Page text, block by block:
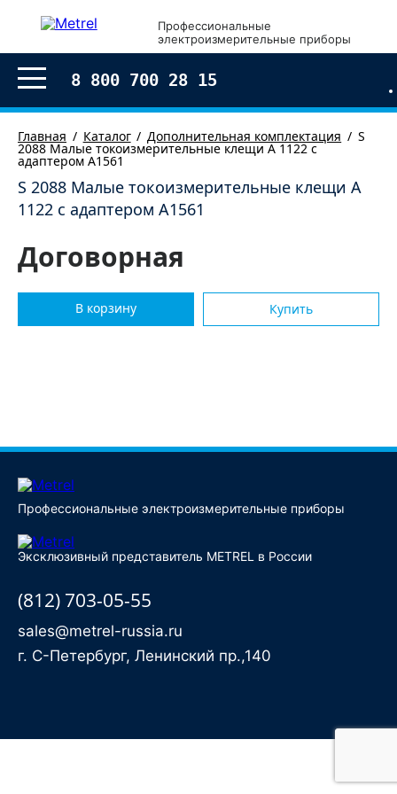
Профессиональные
электроизмерительные приборы
8 800 700 28 15
Главная Каталог Дополнительная комплектация S
2088 Малые токоизмерительные клещи А 1122 с
адаптером А1561
S 2088 Малые токоизмерительные клещи А
1122 с адаптером А1561
Договорная
В корзину Купить
Оформление заказа
Профессиональные электроизмерительные приборы
Эксклюзивный представитель METREL в России
(812) 703-05-55
sales@metrel-russia.ru
г. С-Петербург, Ленинский пр.,140